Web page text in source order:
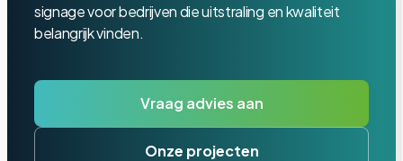
signage voor bedrijven die uitstraling en kwaliteit
belangrijk vinden.
Vraag advies aan
Onze projecten